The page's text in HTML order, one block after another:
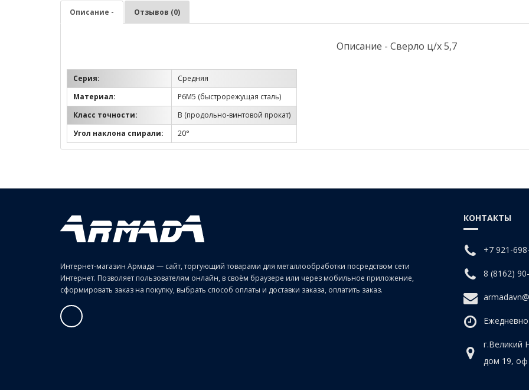
Описание - Отзывов (0)
Описание - Сверло ц/х 5,7
Серия:
Средняя
Материал:
Р6М5 (быстрорежущая сталь)
Класс точности:
B (продольно-винтовой прокат)
Угол наклона спирали:
20°
Интернет-магазин Армада — сайт, торгующий товарами для металлообработки посредством сети
Интернет. Позволяет пользователям онлайн, в своём браузере или через мобильное приложение,
сформировать заказ на покупку, выбрать способ оплаты и доставки заказа, оплатить заказ.
КОНТАКТЫ
+7 921-
8 (8162)
г.Великий
дом 19, оф